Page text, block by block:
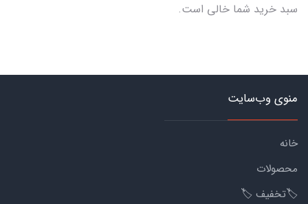
سبد خرید شما خالی است.
منوی وب‌سایت
خانه
محصولات
🏷️تخفیف 🏷️